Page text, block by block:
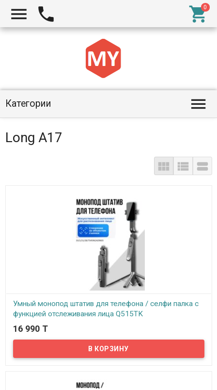
  
Категории 
Long A17
  
Умный монопод штатив для телефона / селфи палка с
функцией отслеживания лица Q515TK
В наличии
Умный монопод штатив для телефона / селфи палка с функцией
отслеживания лица Q515TK
16 990 T